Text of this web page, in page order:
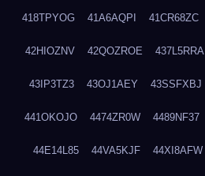
418TPYOG 41A6AQPI 41CR68ZC
42HIOZNV 42QOZROE 437L5RRA
43IP3TZ3 43OJ1AEY 43SSFXBJ
441OKOJO 4474ZR0W 4489NF37
44E14L85 44VA5KJF 44XI8AFW